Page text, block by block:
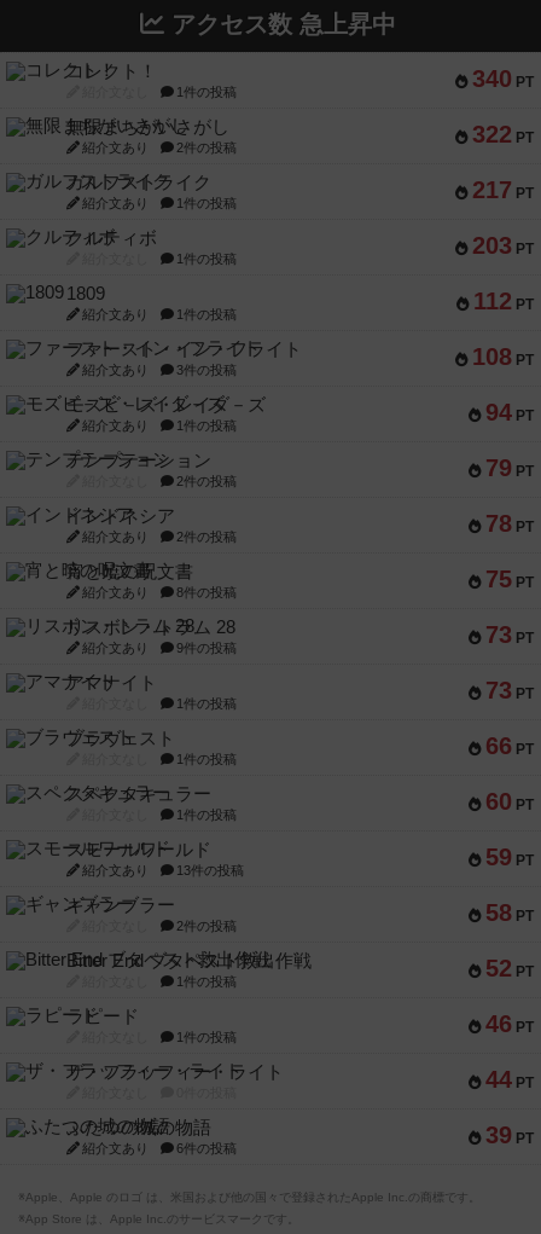
アクセス数 急上昇中
340 PT
コレクト！
1件の投稿
322 PT
無限まちがいさがし
紹介文あり 2件の投稿
217 PT
ガルフストライク
紹介文あり 1件の投稿
203 PT
クルティボ
1件の投稿
112 PT
1809
紹介文あり 1件の投稿
108 PT
ファースト・イン・フライト
紹介文あり 3件の投稿
94 PT
モズビ－ズ・レイダ－ズ
紹介文あり 1件の投稿
79 PT
テンプテーション
2件の投稿
78 PT
インドネシア
紹介文あり 2件の投稿
75 PT
宵と暁の呪文書
紹介文あり 8件の投稿
73 PT
リスボン・トラム 28
紹介文あり 9件の投稿
73 PT
アマナイト
1件の投稿
66 PT
ブラヴェスト
1件の投稿
60 PT
スペクタキュラー
1件の投稿
59 PT
スモールワールド
紹介文あり 13件の投稿
58 PT
ギャンブラー
2件の投稿
52 PT
Bitter End ブタペスト救出作戦
1件の投稿
46 PT
ラピード
1件の投稿
44 PT
ザ・フラッフィー・ライト
39 PT
ふたつの城の物語
紹介文あり 6件の投稿
※Apple、Apple のロゴ は、米国および他の国々で登録されたApple Inc.の商標です。
※App Store は、Apple Inc.のサービスマークです。